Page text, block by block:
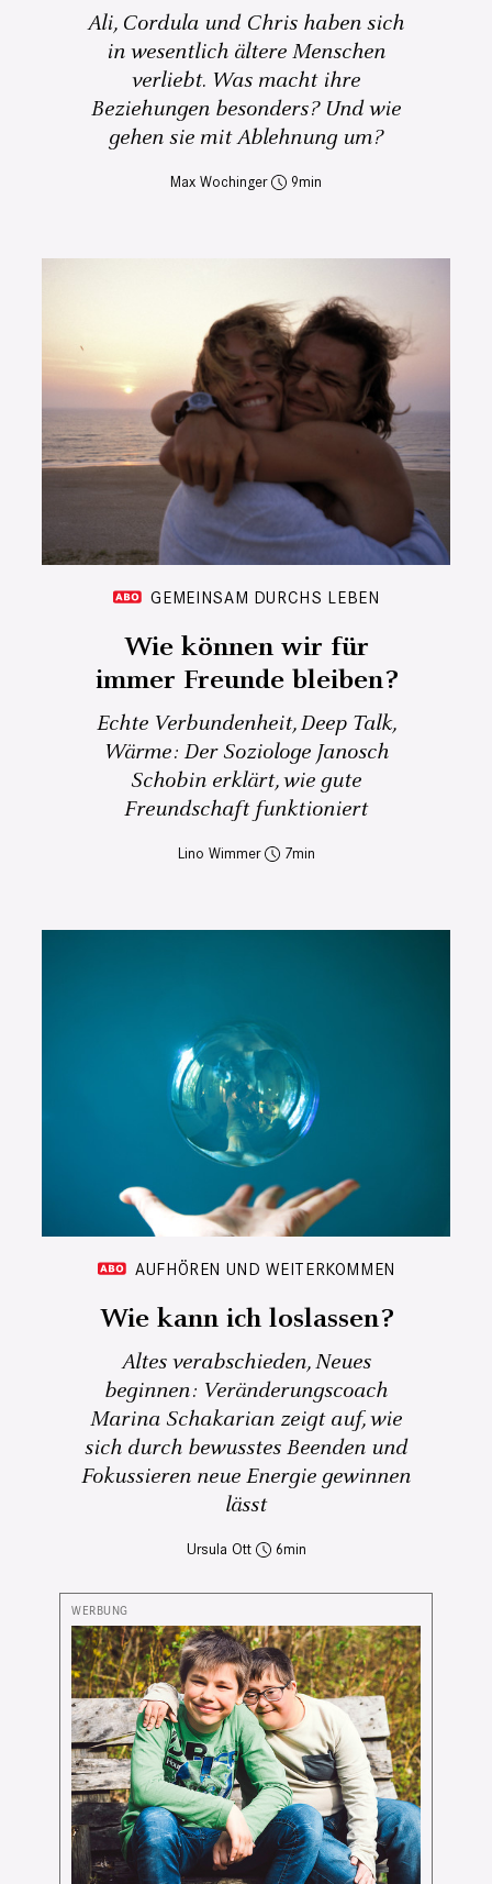
Ali, Cordula und Chris haben sich
in wesentlich ältere Menschen
verliebt. Was macht ihre
Beziehungen besonders? Und wie
gehen sie mit Ablehnung um?
Max Wochinger 9
GEMEINSAM DURCHS LEBEN
Wie können wir für
immer Freunde bleiben?
Echte Verbundenheit, Deep Talk,
Wärme: Der Soziologe Janosch
Schobin erklärt, wie gute
Freundschaft funktioniert
Lino Wimmer 7
AUFHÖREN UND WEITERKOMMEN
Wie kann ich loslassen?
Altes verabschieden, Neues
beginnen: Veränderungscoach
Marina Schakarian zeigt auf, wie
sich durch bewusstes Beenden und
Fokussieren neue Energie gewinnen
lässt
Ursula Ott 6